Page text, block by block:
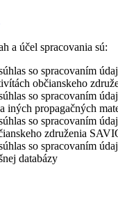
a účel spracovania sú:
so spracovaním
občianskeho
so spracovaním
iných propagačných
so spracovaním
združenia
so spracovaním
databázy